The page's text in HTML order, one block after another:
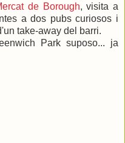
de Borough, visita a
a dos pubs curiosos i
take-away del barri.
Park suposo... ja